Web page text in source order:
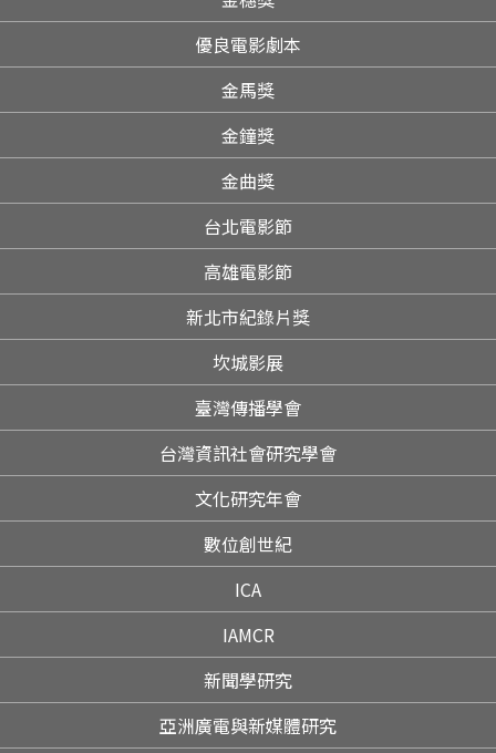
優良電影劇本
金馬獎
金鐘獎
金曲獎
台北電影節
高雄電影節
新北市紀錄片獎
坎城影展
臺灣傳播學會
台灣資訊社會研究學會
文化研究年會
數位創世紀
ICA
IAMCR
新聞學研究
亞洲廣電與新媒體研究